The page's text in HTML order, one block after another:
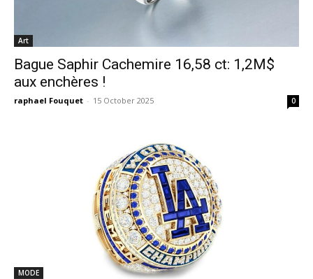
Art
Bague Saphir Cachemire 16,58 ct: 1,2M$
aux enchères !
raphael Fouquet - 15 October 2025 0
MODE